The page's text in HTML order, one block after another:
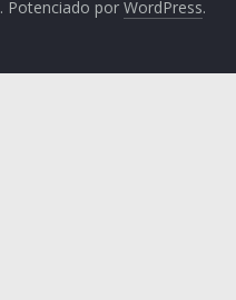
. Potenciado por WordPress.